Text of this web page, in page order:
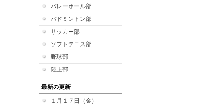
バレーボール部
バドミントン部
サッカー部
ソフトテニス部
野球部
陸上部
最新の更新
１月１７日（金）